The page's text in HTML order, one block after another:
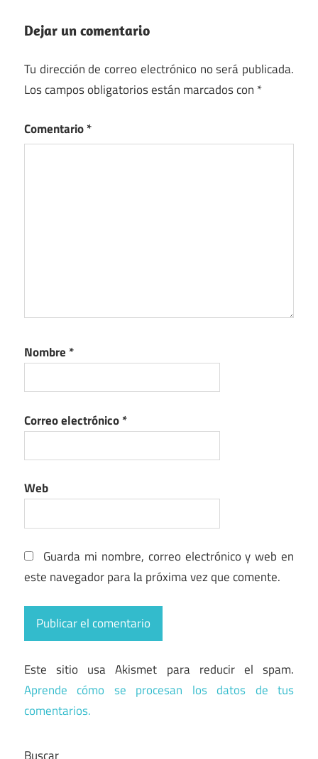
Dejar un comentario
Tu dirección de correo electrónico no será publicada.
Los campos obligatorios están marcados con *
Comentario*
Nombre *
Correo electrónico*
Web
Guarda mi nombre, correo electrónico y web en
este navegador para la próxima vez que comente.
Este sitio usa Akismet para reducir el spam.
Aprende cómo se procesan los datos de tus
comentarios.
Buscar